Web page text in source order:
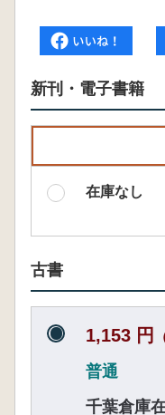
新刊・電子書籍
在庫なし
古書
1,153 円
普通
千葉倉庫